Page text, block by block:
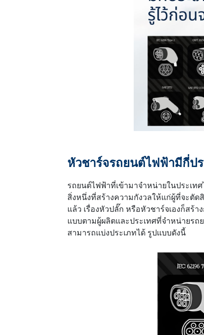
หัวชาร์จรถยนต์ไฟฟ้ามีกี่ป
รถยนต์ไฟฟ้าที่เข้ามาจำหน่ายในประเท
สิ่งหนึ่งที่สร้างความกังวลให้แก่ผู้ที่จะตั
แล้ว เรื่องหัวปลั๊ก หรือหัวชาร์จเองก็สร้
แบบตามผู้ผลิตและประเทศที่จำหน่ายร
สามารถแบ่งประเภทได้ รูปแบบดังนี้